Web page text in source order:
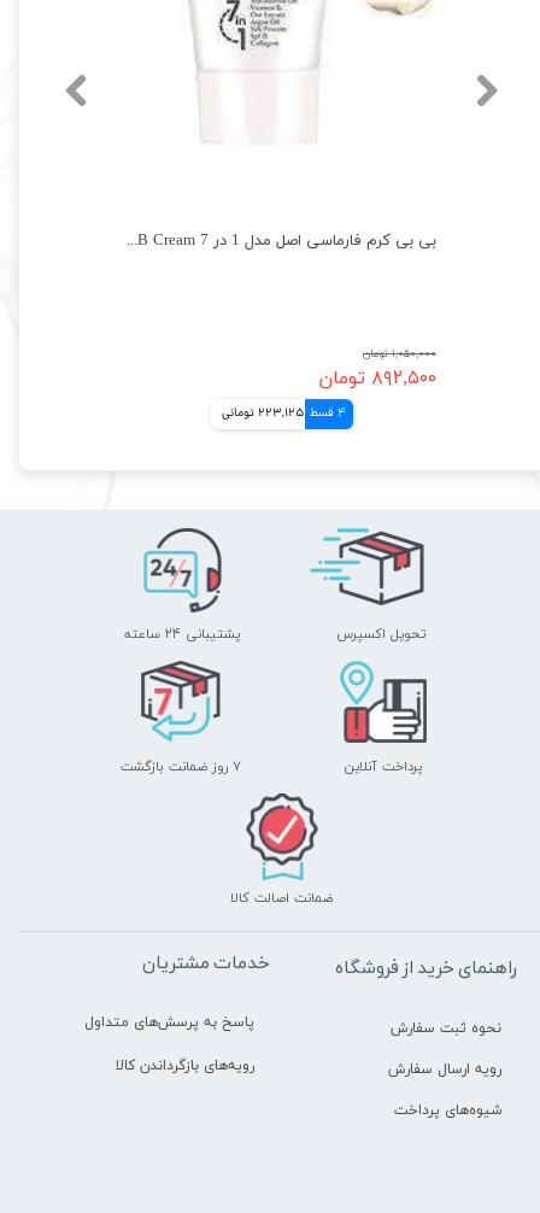
بی بی کرم فارماسی اصل مدل 1 در 7 Farmasi BB Cream
۱,۰۵۰,۰۰۰ تومان
۸۹۲,۵۰۰ تومان
4 قسط 223,125 تومانی
تحویل اکسپرس پشتیبانی ۲۴ ساعته
پرداخت آنلاین ۷ روز ضمانت بازگشت
ضمانت اصالت کالا
راهنمای خرید از فروشگاه
نحوه ثبت سفارش
رویه ارسال سفارش
شیوه‌های پرداخت
خدمات مشتریان
پاسخ به پرسش‌های متداول
رویه‌های بازگرداندن کالا